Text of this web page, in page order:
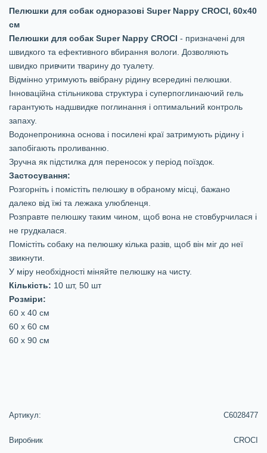
Пелюшки для собак одноразові Super Nappy CROCI, 60х40
см
Пелюшки для собак Super Nappy CROCI - призначені для
швидкого та ефективного вбирання вологи. Дозволяють
швидко привчити тварину до туалету.
Відмінно утримують ввібрану рідину всередині пелюшки.
Інноваційна стільникова структура і суперпоглинаючий гель
гарантують надшвидке поглинання і оптимальний контроль
запаху.
Водонепроникна основа і посилені краї затримують рідину і
запобігають проливанню.
Зручна як підстилка для переносок у період поїздок.
Застосування:
Розгорніть і помістіть пелюшку в обраному місці, бажано
далеко від їжі та лежака улюбленця.
Розправте пелюшку таким чином, щоб вона не стовбурчилася і
не грудкалася.
Помістіть собаку на пелюшку кілька разів, щоб він міг до неї
звикнути.
У міру необхідності міняйте пелюшку на чисту.
Кількість: 10 шт, 50 шт
Розміри:
60 х 40 см
60 х 60 см
60 х 90 см
Артикул: C6028477
Виробник CROCI